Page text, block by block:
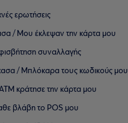
ερωτήσεις
/ Μου έκλεψαν την κάρτα μου
συναλλαγής
/ Μπλόκαρα τους κωδικούς μου
κράτησε την κάρτα μου
βλάβη το POS μου